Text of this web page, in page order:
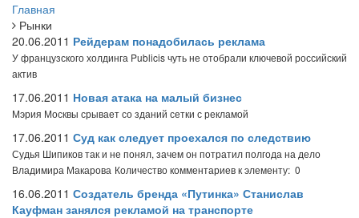
Главная
Рынки
20.06.2011 Рейдерам понадобилась реклама
У французского холдинга Publicis чуть не отобрали ключевой российский
актив
17.06.2011 Новая атака на малый бизнес
Мэрия Москвы срывает со зданий сетки с рекламой
17.06.2011 Суд как следует проехался по следствию
Судья Шипиков так и не понял, зачем он потратил полгода на дело
Владимира Макарова Количество комментариев к элементу: 0
16.06.2011 Создатель бренда «Путинка» Станислав
Кауфман занялся рекламой на транспорте